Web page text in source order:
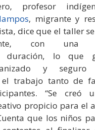
profesor
, migrante y
dice que el taller
con una
duración, lo que
y
trabajo tanto de
“Se creó
propicio para el
que los niños